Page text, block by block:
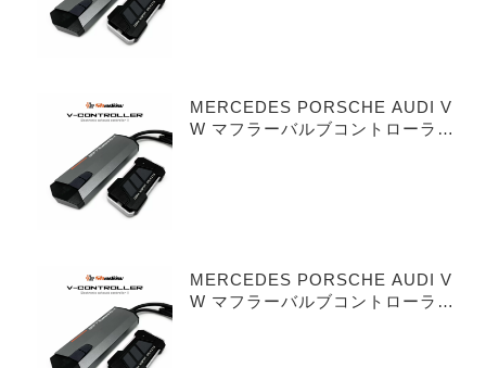
MERCEDES PORSCHE AUDI V
W マフラーバルブコントローラー
MERCEDES PORSCHE AUDI V
W マフラーバルブコントローラー